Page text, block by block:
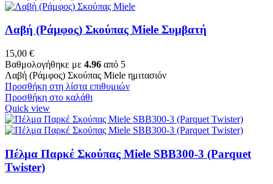
Λαβή (Ράμφος) Σκούπας Miele Συμβατή
15,00 €
Βαθμολογήθηκε με 4.96 από 5
Λαβή (Ράμφος) Σκούπας Miele ημιτασιόν
Προσθήκη στη λίστα επιθυμιών
Προσθήκη στο καλάθι
Quick view
Πέλμα Παρκέ Σκούπας Miele SBB300-3 (Parquet
Twister)